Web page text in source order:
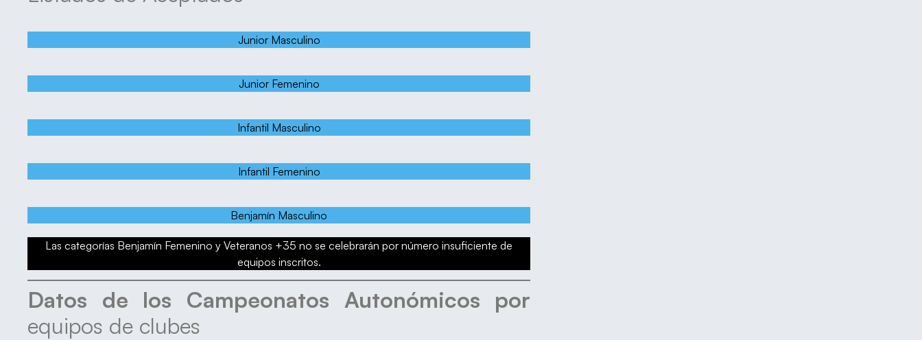
Junior Masculino
Junior Femenino
Infantil Masculino
Infantil Femenino
Benjamín Masculino
Las categorías Benjamín Femenino y Veteranos +35 no se celebrarán por número insuficiente de
equipos inscritos.
Datos de los Campeonatos Autonómicos por
equipos de clubes